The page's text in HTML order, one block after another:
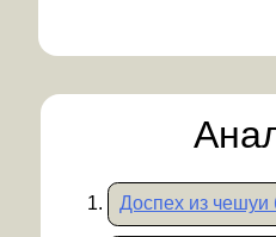
Доспех из чешуи